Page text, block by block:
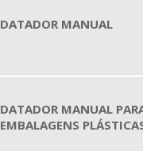
DATADOR MANUAL
DATADOR MANUAL
EMBALAGENS